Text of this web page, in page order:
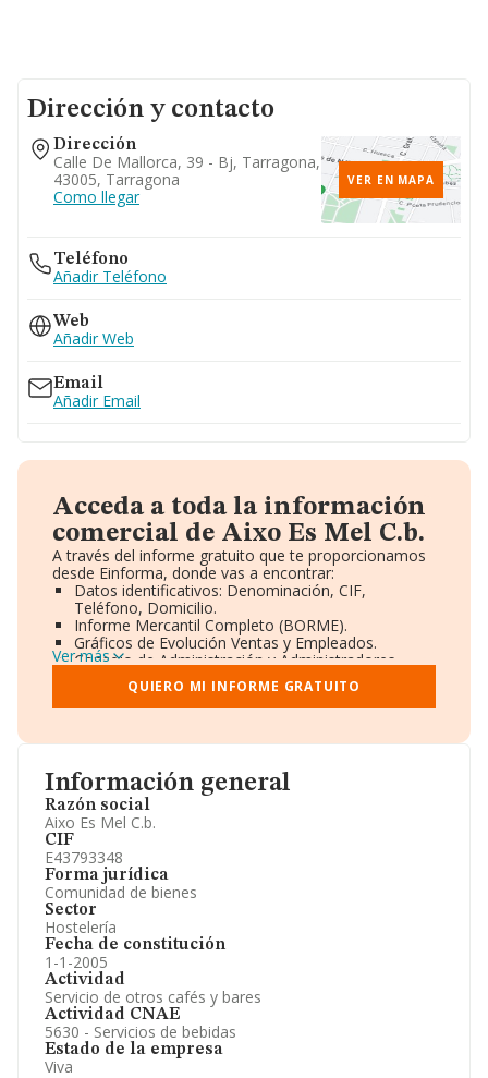
Información general
Razón social
Aixo Es Mel C.b.
CIF
E43793348
Forma jurídica
Comunidad de bienes
Sector
Hostelería
Fecha de constitución
1-1-2005
Actividad
Servicio de otros cafés y bares
Actividad CNAE
5630 - Servicios de bebidas
Estado de la empresa
Viva
Dirección y contacto
Dirección
Calle De Mallorca, 39 - Bj, Tarragona,
43005, Tarragona
Como llegar
VER EN MAPA
Teléfono
Añadir Teléfono
Web
Añadir Web
Email
Añadir Email
Acceda a toda la información
comercial de Aixo Es Mel C.b.
A través del informe gratuito que te proporcionamos
desde Einforma, donde vas a encontrar:
Datos identificativos: Denominación, CIF,
Teléfono, Domicilio.
Informe Mercantil Completo (BORME).
Gráficos de Evolución Ventas y Empleados.
Consejo de Administración y Administradores.
Directivos y Ejecutivos.
Accionistas.
Participaciones y Vinculaciones en otras empresas.
Información oficial y registral complementaria.
Ver más
QUIERO MI INFORME GRATUITO